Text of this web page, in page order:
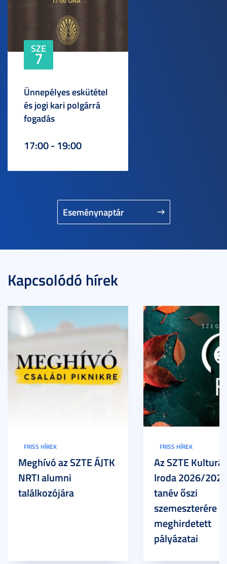
Eseménynaptár
SZE
7
Ünnepélyes eskütétel
és jogi kari polgárrá
fogadás
17:00 - 19:00
Kapcsolódó hírek
FRISS HÍREK
Meghívó az SZTE ÁJTK
NRTI alumni
találkozójára
FRISS HÍREK
Az SZTE
Iroda 2026/
tanév őszi
szemeszterére
meghirdetett
pályázatai